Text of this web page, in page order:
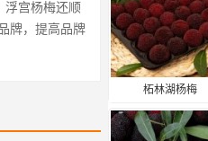
浮宫杨梅还顺
牌，提高品牌
柘林湖杨梅